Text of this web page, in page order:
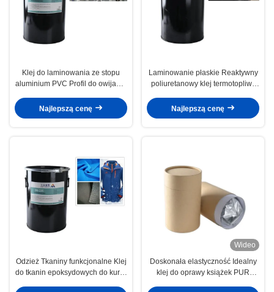
Klej do laminowania ze stopu
aluminium PVC Profil do owijania
Najlepszą cenę
Laminowanie płaskie Reaktywny
poliuretanowy klej termotopliwy
Obróbka drewna
Najlepszą cenę
Odzież Tkaniny funkcjonalne Klej
do tkanin epoksydowych do kurtki
Wideo
Doskonała elastyczność Idealny
klej do oprawy książek PUR